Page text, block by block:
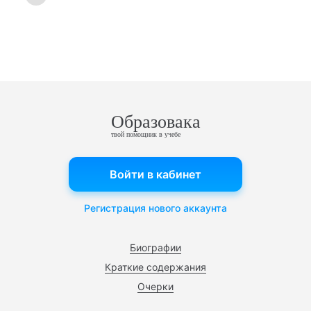
Образовака
твой помощник в учебе
Биографии
Краткие содержания
Очерки
Войти в кабинет
Регистрация нового аккаунта